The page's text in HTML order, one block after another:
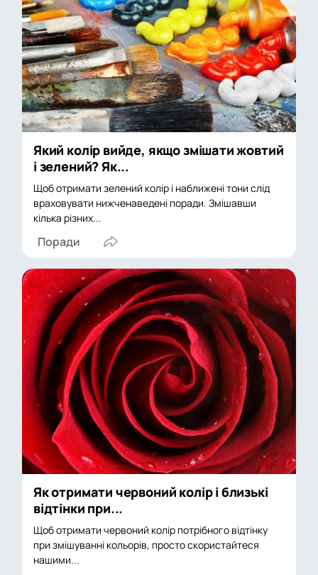
Який колір вийде, якщо змішати жовтий
і зелений? Як...
Щоб отримати зелений колір і наближені тони слід
враховувати нижченаведені поради. Змішавши
кілька різних...
Поради
Як отримати червоний колір і близькі
відтінки при...
Щоб отримати червоний колір потрібного відтінку
при змішуванні кольорів, просто скористайтеся
нашими...